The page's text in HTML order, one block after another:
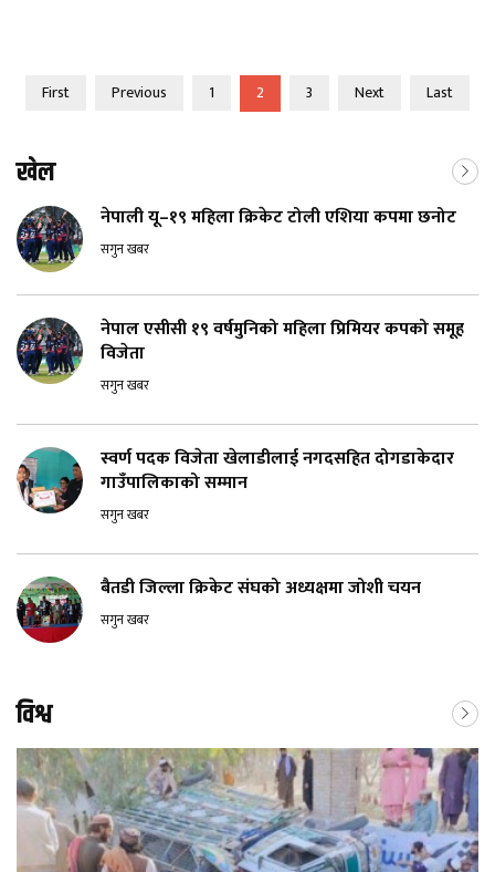
First Previous 1 2 3 Next Last
खेल
नेपाली यू–१९ महिला क्रिकेट टोली एशिया कपमा छनोट
सगुन खबर
नेपाल एसीसी १९ वर्षमुनिको महिला प्रिमियर कपको समूह
विजेता
सगुन खबर
स्वर्ण पदक विजेता खेलाडीलाई नगदसहित दोगडाकेदार
गाउँपालिकाको सम्मान
सगुन खबर
बैतडी जिल्ला क्रिकेट संघको अध्यक्षमा जोशी चयन
सगुन खबर
विश्व